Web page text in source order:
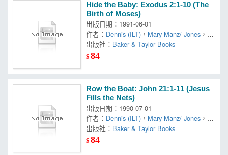
Hide the Baby: Exodus 2:1-10 (The
Birth of Moses)
出版日期：1991-06-01
作者： Dennis (ILT) ， Mary Manz/ Jones ， Si
mon
出版社： Baker & Taylor Books
$84
Row the Boat: John 21:1-11 (Jesus
Fills the Nets)
出版日期：1990-07-01
作者： Dennis (ILT) ， Mary Manz/ Jones ， Si
mon
出版社： Baker & Taylor Books
$84